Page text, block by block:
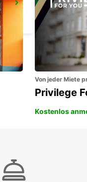
Von jeder Miete
Privilege
Kostenlos